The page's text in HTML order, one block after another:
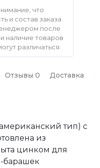
что
и состав заказа
после
наличие товаров
различаться.
Отзывы 0 Доставка
тип) с
из
цинком для
барашек